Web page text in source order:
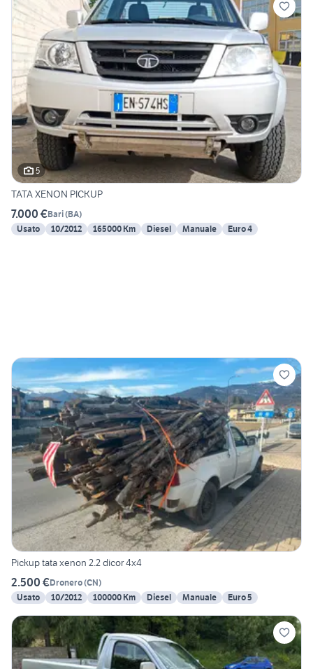
5
TATA XENON PICKUP
7.000 €Bari(BA)
Usato
10/2012 165000 Km Diesel Manuale Euro 4
Pickup tata xenon 2.2 dicor 4x4
2.500 €Dronero(CN)
Usato
10/2012 100000 Km Diesel Manuale Euro 5